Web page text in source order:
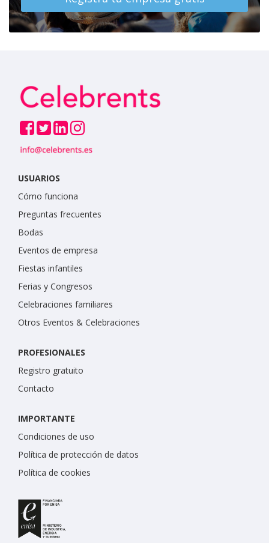
USUARIOS
Cómo funciona
Preguntas frecuentes
Bodas
Eventos de empresa
Fiestas infantiles
Ferias y Congresos
Celebraciones familiares
Otros Eventos & Celebraciones
PROFESIONALES
Registro gratuito
Contacto
IMPORTANTE
Condiciones de uso
Política de protección de datos
Política de cookies